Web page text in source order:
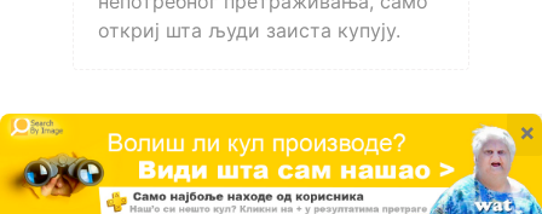
откриј шта људи заиста купују.
×